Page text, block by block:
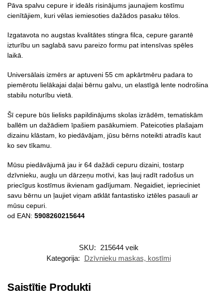
Pāva spalvu cepure ir ideāls risinājums jaunajiem kostīmu
cienītājiem, kuri vēlas iemiesoties dažādos pasaku tēlos.
Izgatavota no augstas kvalitātes stingra filca, cepure garantē
izturību un saglabā savu pareizo formu pat intensīvas spēles
laikā.
Universālais izmērs ar aptuveni 55 cm apkārtmēru padara to
piemērotu lielākajai daļai bērnu galvu, un elastīgā lente nodrošina
stabilu noturību vietā.
Šī cepure būs lielisks papildinājums skolas izrādēm, tematiskām
ballēm un dažādiem īpašiem pasākumiem. Pateicoties plašajam
dizainu klāstam, ko piedāvājam, jūsu bērns noteikti atradīs kaut
ko sev tīkamu.
Mūsu piedāvājumā jau ir 64 dažādi cepuru dizaini, tostarp
dzīvnieku, augļu un dārzeņu motīvi, kas ļauj radīt radošus un
priecīgus kostīmus ikvienam gadījumam. Negaidiet, ieprieciniet
savu bērnu un ļaujiet viņam atklāt fantastisko iztēles pasauli ar
mūsu cepuri.
od EAN: 5908260215644
SKU:
215644 veik
Kategorija:
Dzīvnieku maskas, kostīmi
Saistītie Produkti